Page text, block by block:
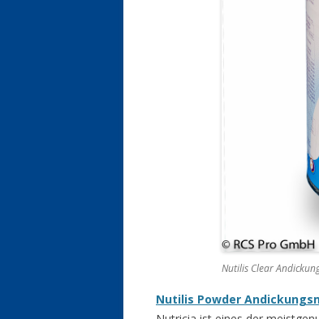
Nutilis Clear
Nutilis Powder